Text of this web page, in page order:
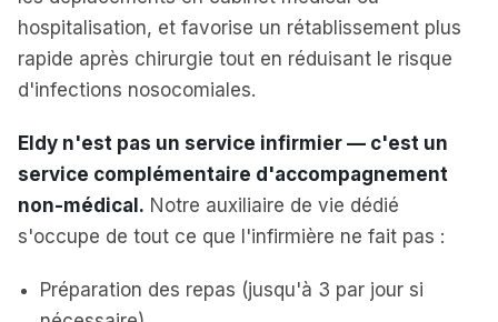
hospitalisation, et favorise un rétablissement plus
rapide après chirurgie tout en réduisant le risque
d'infections nosocomiales.
Eldy n'est pas un service infirmier — c'est un
service complémentaire d'accompagnement
non-médical. Notre auxiliaire de vie dédié
s'occupe de tout ce que l'infirmière ne fait pas :
Préparation des repas (jusqu'à 3 par jour si